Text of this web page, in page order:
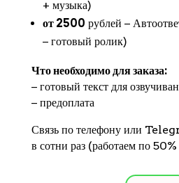
+ музыка)
от 2500 рублей −
− готовый ролик)
Что необходимо для заказа:
− готовый текст для
− предоплата
Связь по телефону или
в сотни раз (работаем по